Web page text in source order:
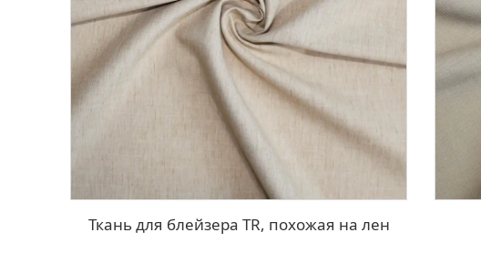
Ткань для блейзера TR, похожая на лен